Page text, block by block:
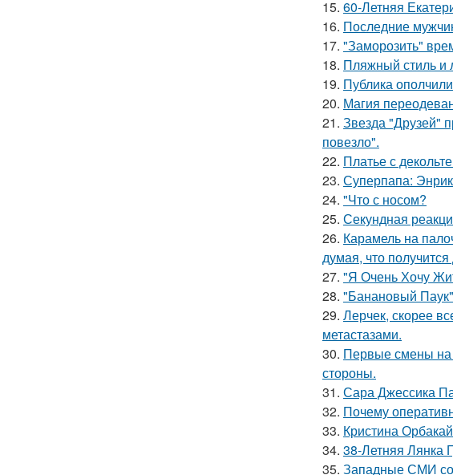
15. 60-Летняя
16. Последние
17. "Заморозить"
18. Пляжный стиль и
19. Публика
20. Магия
21. Звезда "Друзей"
повезло".
22. Платье с
23. Суперпапа:
24. "Что с носом?
25. Секундная
26. Карамель на
думая, что
27. "Я Очень Хочу
28. "Банановый Паук"
29. Лерчек, скорее
метастазами.
30. Первые смены на
стороны.
31. Сара Джессика
32. Почему
33. Кристина
34. 38-Летняя Лянка
35. Западные СМИ со